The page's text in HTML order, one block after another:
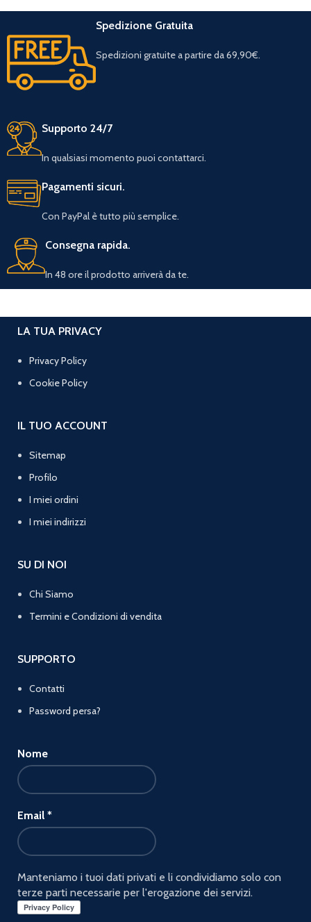
Spedizione Gratuita
Spedizioni gratuite a partire da 69,90€.
Supporto 24/7
In qualsiasi momento puoi contattarci.
Pagamenti sicuri.
Con PayPal è tutto più semplice.
Consegna rapida.
In 48 ore il prodotto arriverà da te.
LA TUA PRIVACY
Privacy Policy
Cookie Policy
IL TUO ACCOUNT
Sitemap
Profilo
I miei ordini
I miei indirizzi
SU DI NOI
Chi Siamo
Termini e Condizioni di vendita
SUPPORTO
Contatti
Password persa?
Nome
Email *
Manteniamo i tuoi dati privati e li condividiamo solo con
terze parti necessarie per l'erogazione dei servizi.